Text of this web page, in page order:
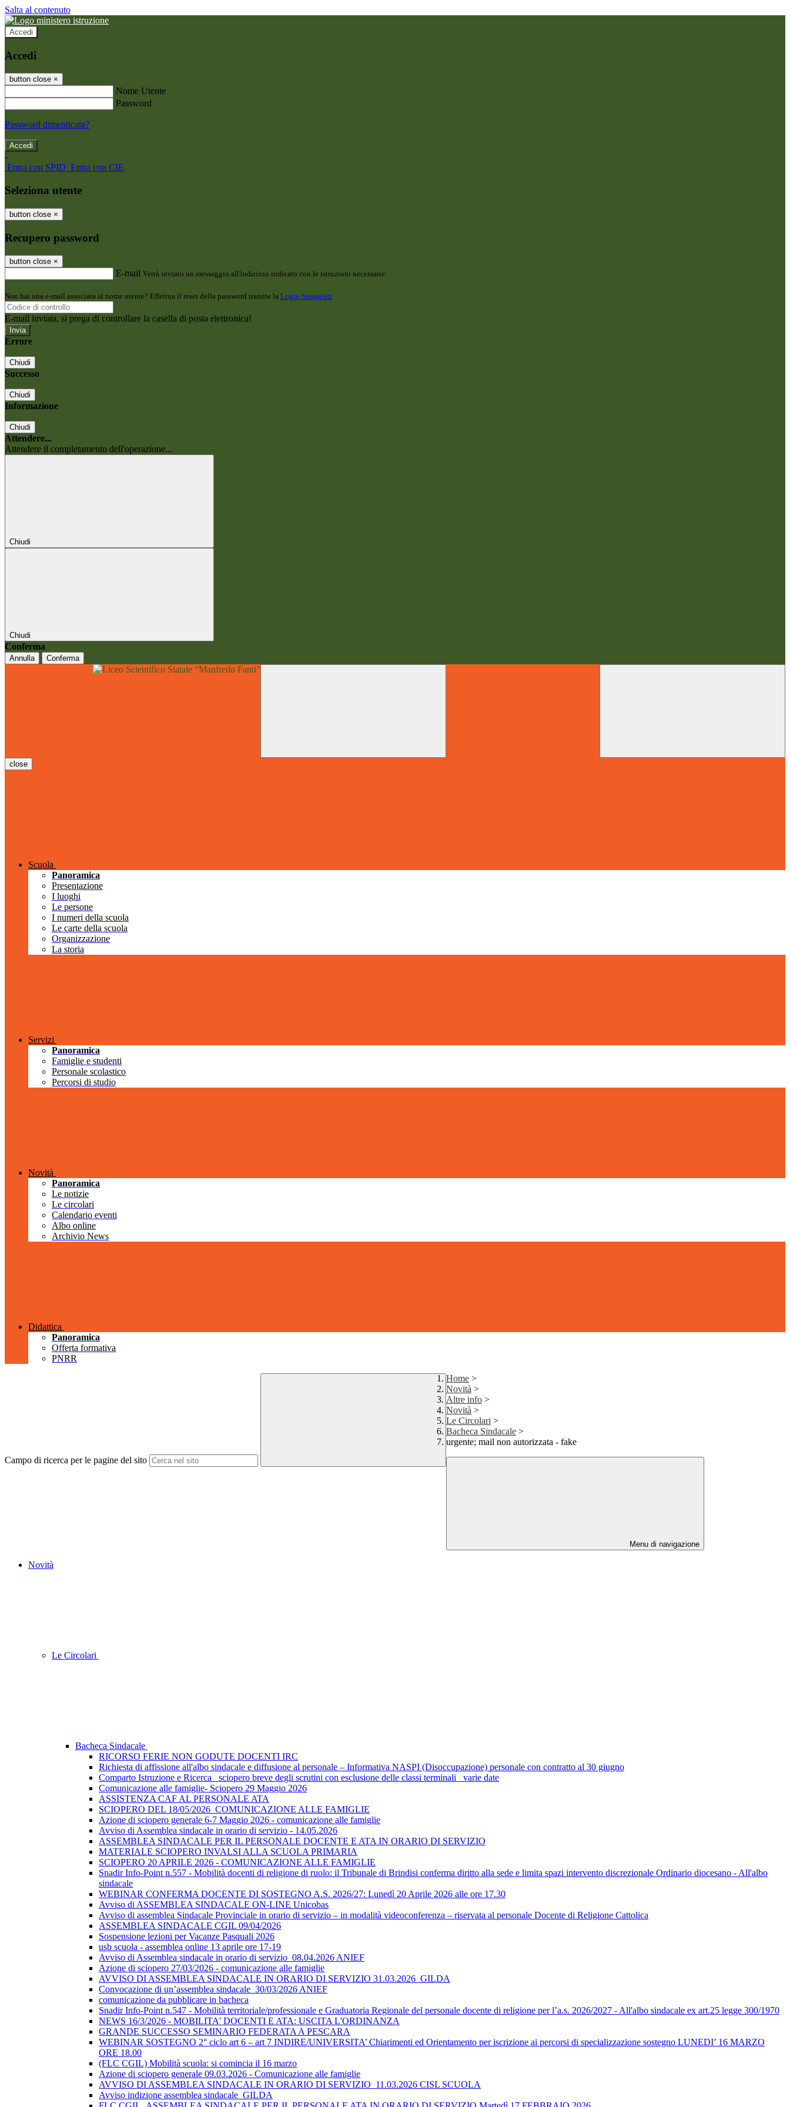
Salta al contenuto
Accedi
Accedi
button close ×
Nome Utente
Password
Password dimenticata?
-
Entra con SPID Entra con CIE
Seleziona utente
button close ×
Recupero password
button close ×
E-mail Verrà inviato un messaggio all'indirizzo indicato con le istruzioni necessarie.
Non hai una e-mail associata al nome utente? Effettua il reset della password tramite la Login Spaggiari
E-mail inviata, si prega di controllare la casella di posta elettronica!
Errore
Chiudi
Successo
Chiudi
Informazione
Chiudi
Attendere...
Attendere il completamento dell'operazione...
Chiudi
Chiudi
Conferma
Annulla Conferma
close
Scuola
Panoramica
Presentazione
I luoghi
Le persone
I numeri della scuola
Le carte della scuola
Organizzazione
La storia
Servizi
Panoramica
Famiglie e studenti
Personale scolastico
Percorsi di studio
Novità
Panoramica
Le notizie
Le circolari
Calendario eventi
Albo online
Archivio News
Didattica
Panoramica
Offerta formativa
PNRR
Campo di ricerca per le pagine del sito
Home >
Novità >
Altre info >
Novità >
Le Circolari >
Bacheca Sindacale >
urgente; mail non autorizzata - fake
Menu di navigazione
Novità
Le Circolari
Bacheca Sindacale
RICORSO FERIE NON GODUTE DOCENTI IRC
Richiesta di affissione all'albo sindacale e diffusione al personale – Informativa NASPI (Disoccupazione) personale con contratto al 30 giugno
Comparto Istruzione e Ricerca_ sciopero breve degli scrutini con esclusione delle classi terminali_ varie date
Comunicazione alle famiglie- Sciopero 29 Maggio 2026
ASSISTENZA CAF AL PERSONALE ATA
SCIOPERO DEL 18/05/2026_COMUNICAZIONE ALLE FAMIGLIE
Azione di sciopero generale 6-7 Maggio 2026 - comunicazione alle famiglie
Avviso di Assemblea sindacale in orario di servizio - 14.05.2026
ASSEMBLEA SINDACALE PER IL PERSONALE DOCENTE E ATA IN ORARIO DI SERVIZIO
MATERIALE SCIOPERO INVALSI ALLA SCUOLA PRIMARIA
SCIOPERO 20 APRILE 2026 - COMUNICAZIONE ALLE FAMIGLIE
Snadir Info-Point n.557 - Mobilità docenti di religione di ruolo: il Tribunale di Brindisi conferma diritto alla sede e limita spazi intervento discrezionale Ordinario diocesano - All'albo
sindacale
WEBINAR CONFERMA DOCENTE DI SOSTEGNO A.S. 2026/27: Lunedì 20 Aprile 2026 alle ore 17.30
Avviso di ASSEMBLEA SINDACALE ON-LINE Unicobas
Avviso di assemblea Sindacale Provinciale in orario di servizio – in modalità videoconferenza – riservata al personale Docente di Religione Cattolica
ASSEMBLEA SINDACALE CGIL 09/04/2026
Sospensione lezioni per Vacanze Pasquali 2026
usb scuola - assemblea online 13 aprile ore 17-19
Avviso di Assemblea sindacale in orario di servizio_08.04.2026 ANIEF
Azione di sciopero 27/03/2026 - comunicazione alle famiglie
AVVISO DI ASSEMBLEA SINDACALE IN ORARIO DI SERVIZIO 31.03.2026_GILDA
Convocazione di un’assemblea sindacale_30/03/2026 ANIEF
comunicazione da pubblicare in bacheca
Snadir Info-Point n.547 - Mobilità territoriale/professionale e Graduatoria Regionale del personale docente di religione per l’a.s. 2026/2027 - All'albo sindacale ex art.25 legge 300/1970
NEWS 16/3/2026 - MOBILITA' DOCENTI E ATA: USCITA L'ORDINANZA
GRANDE SUCCESSO SEMINARIO FEDERATA A PESCARA
WEBINAR SOSTEGNO 2° ciclo art 6 – art 7 INDIRE/UNIVERSITA’ Chiarimenti ed Orientamento per iscrizione ai percorsi di specializzazione sostegno LUNEDI’ 16 MARZO
ORE 18.00
(FLC CGIL) Mobilità scuola: si comincia il 16 marzo
Azione di sciopero generale 09.03.2026 - Comunicazione alle famiglie
AVVISO DI ASSEMBLEA SINDACALE IN ORARIO DI SERVIZIO_11.03.2026 CISL SCUOLA
Avviso indizione assemblea sindacale_GILDA